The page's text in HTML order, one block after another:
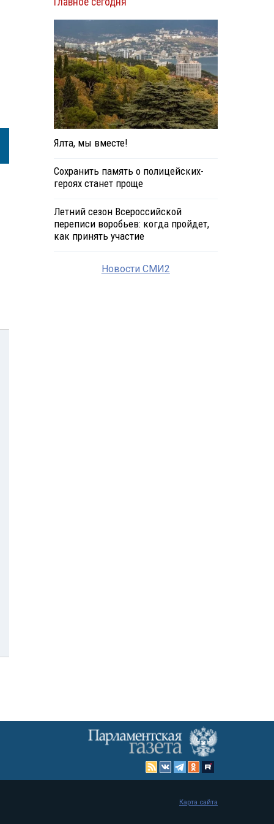
Ялта, мы вместе!
Сохранить память о полицейских-
героях станет проще
Летний сезон Всероссийской
переписи воробьев: когда пройдет,
как принять участие
Новости СМИ2
Карта сайта